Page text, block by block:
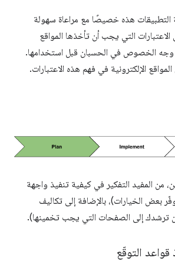
هذه خصيصًا مع مراعاة سهولة
التي يجب أن تأخذها المواقع
وجه الخصوص في الحسبان قبل استخدامها.
الإلكترونية في فهم هذه الاعتبارات.
من المفيد التفكير في كيفية تنفيذ واجهة
بعض الخيارات)، بالإضافة إلى تكاليف
ترشدك إلى الصفحات التي يجب تخمينها).
التوقّع